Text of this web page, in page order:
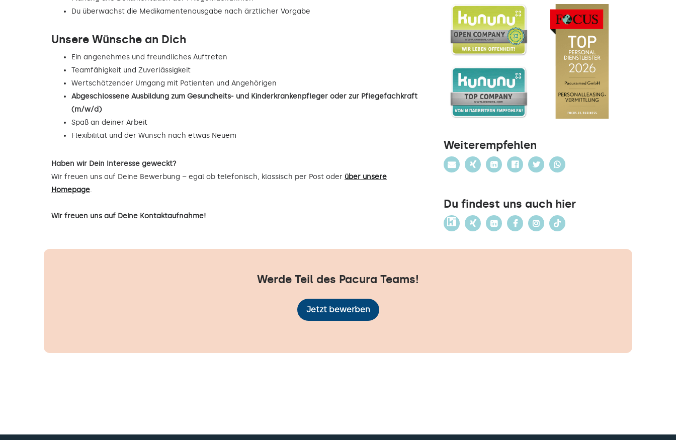
Du überwachst die Medikamentenausgabe nach ärztlicher Vorgabe
Unsere Wünsche an Dich
Ein angenehmes und freundliches Auftreten
Teamfähigkeit und Zuverlässigkeit
Wertschätzender Umgang mit Patienten und Angehörigen
Abgeschlossene Ausbildung zum Gesundheits- und Kinderkrankenpfleger oder zur Pflegefachkraft
(m/w/d)
Spaß an deiner Arbeit
Flexibilität und der Wunsch nach etwas Neuem
Haben wir Dein Interesse geweckt?
Wir freuen uns auf Deine Bewerbung – egal ob telefonisch, klassisch per Post oder über unsere
Homepage.
Wir freuen uns auf Deine Kontaktaufnahme!
Weiterempfehlen
Du findest uns auch hier
Werde Teil des Pacura Teams!
Jetzt bewerben